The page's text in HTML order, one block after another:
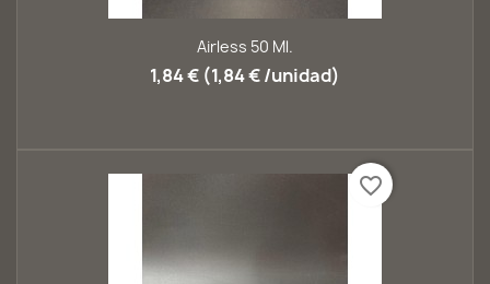
Airless 50 Ml.
1,84 € (1,84 € /unidad)
favorite_border